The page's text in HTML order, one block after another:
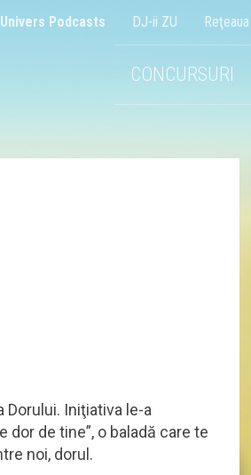
Podcasts DJ-ii ZU
CONCURSURI
Dorului. Iniţiativa le-a
dor de tine”, o baladă care te
noi, dorul.